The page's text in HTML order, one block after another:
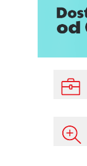
Obsługa
Trwałość
Java i